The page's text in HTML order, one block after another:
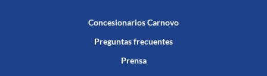
Concesionarios Carnovo
Preguntas frecuentes
Prensa